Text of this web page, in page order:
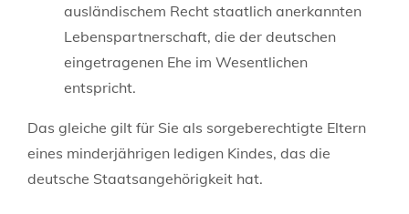
ausländischem Recht staatlich anerkannten
Lebenspartnerschaft, die der deutschen
eingetragenen Ehe im Wesentlichen
entspricht.
Das gleiche gilt für Sie als sorgeberechtigte Eltern
eines minderjährigen ledigen Kindes, das die
deutsche Staatsangehörigkeit hat.